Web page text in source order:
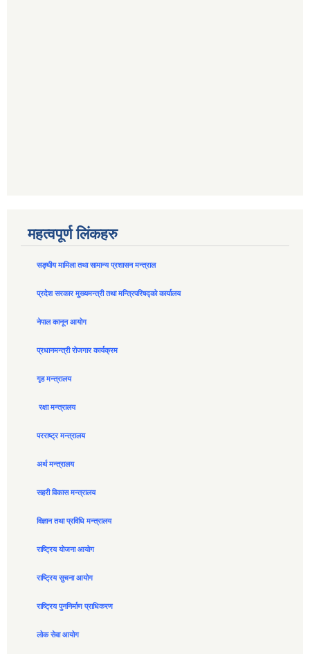
महत्वपूर्ण लिंकहरु
सङ्घीय मामिला तथा सामान्य प्रशासन मन्त्राल
प्रदेश सरकार मुख्यमन्त्री तथा मन्त्रिपरिषद्को कार्यालय
नेपाल कानून आयोग
प्रधानमन्त्री रोजगार कार्यक्रम
गृह मन्त्रालय
रक्षा मन्त्रालय
परराष्ट्र मन्त्रालय
अर्थ मन्त्रालय
सहरी विकास मन्त्रालय
विज्ञान तथा प्रविधि मन्त्रालय
राष्ट्रिय योजना आयोग
राष्ट्रिय सुचना आयोग
राष्ट्रिय पुननिर्माण प्राधिकरण
लोक सेवा आयोग